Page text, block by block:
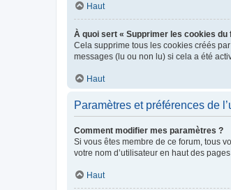
Haut
À quoi sert « Supprimer les cookies du
Cela supprime tous les cookies créés
messages (lu ou non lu) si cela a été
Haut
Paramètres et préférences de
Comment modifier mes paramètres ?
Si vous êtes membre de ce forum, tous
votre nom d’utilisateur en haut des
Haut